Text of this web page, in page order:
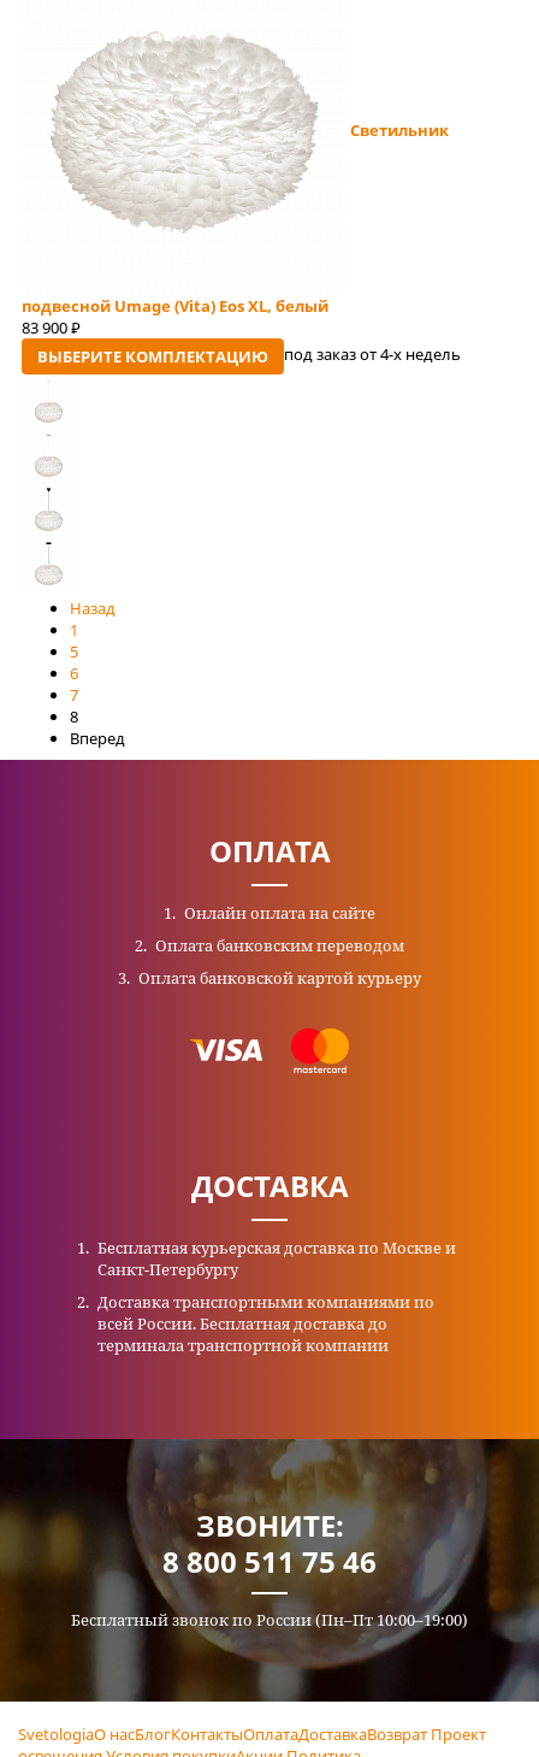
Светильник
подвесной Umage (Vita) Eos XL, белый
83 900 руб
ВЫБЕРИТЕ КОМПЛЕКТАЦИЮ под заказ от 4-x недель
Назад
1
5
6
7
8
Вперед
ОПЛАТА
Онлайн оплата на сайте
Оплата банковским переводом
Оплата банковской картой курьеру
ДОСТАВКА
Бесплатная курьерская доставка по Москве и
Санкт-Петербургу
Доставка транспортными компаниями по
всей России. Бесплатная доставка до
терминала транспортной компании
ЗВОНИТЕ:
8 800 511 75 46
Бесплатный звонок по России (Пн–Пт 10:00–19:00)
SvetologiaО насБлогКонтактыОплатаДоставкаВозврат Проект